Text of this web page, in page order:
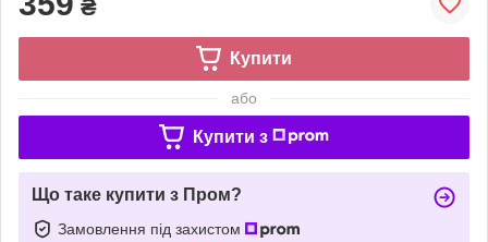
₴
Купити
або
Купити з
Що таке купити з Пром?
Замовлення під захистом